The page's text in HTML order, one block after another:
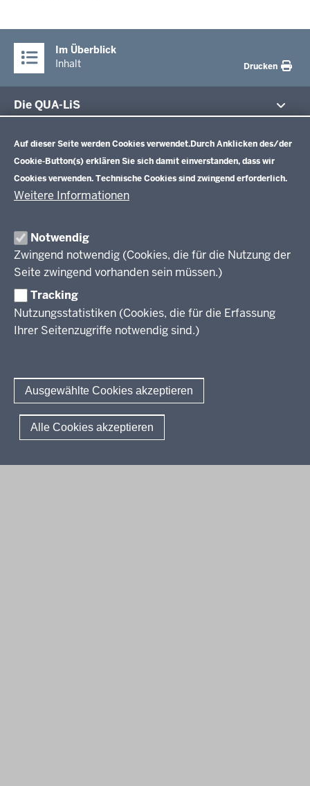
Auf dieser Seite werden Cookies verwendet.Durch Anklicken des/der
Cookie-Button(s) erklären Sie sich damit einverstanden, dass wir
Cookies verwenden. Technische Cookies sind zwingend erforderlich.
Weitere Informationen
Notwendig
Zwingend notwendig (Cookies, die für die Nutzung der
Seite zwingend vorhanden sein müssen.)
Tracking
Nutzungsstatistiken (Cookies, die für die Erfassung
Ihrer Seitenzugriffe notwendig sind.)
Ausgewählte Cookies akzeptieren
Alle Cookies akzeptieren
Im Überblick
Inhalt
Drucken
Die QUA-LiS
Veröffentlichungen
Leitbild
Stellenangebote
Über uns
Schulentwicklung NRW
Schulentwicklung
Unterricht
Professionalisierung
Standardsicherung NRW
Berufsbildung NRW
Erwachsenenbildung
Wir über uns
Berichtswesen Weiterbildung
ElternMitWirkung NRW
KI:EB
Amtsblattabonnieren
© 2026 QUA-LiS
Fußzeile
Impressum Datenschutzerklärung